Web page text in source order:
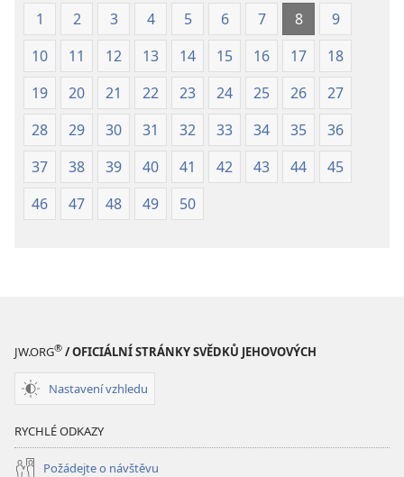
1 2 3 4 5 6 7 8
9
10
11 12 13 14 15 16 17
18
19
20 21 22 23 24 25 26
27
28
29 30 31 32 33 34 35
36
37
38 39 40 41 42 43 44
45
46
47 48 49 50
JW.ORG® / OFICIÁLNÍ STRÁNKY SVĚDKŮ JEHOVOVÝCH
Nastavení vzhledu
RYCHLÉ ODKAZY
Požádejte o návštěvu